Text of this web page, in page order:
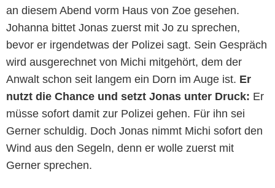
an diesem Abend vorm Haus von Zoe gesehen.
Johanna bittet Jonas zuerst mit Jo zu sprechen,
bevor er irgendetwas der Polizei sagt. Sein Gespräch
wird ausgerechnet von Michi mitgehört, dem der
Anwalt schon seit langem ein Dorn im Auge ist. Er
nutzt die Chance und setzt Jonas unter Druck: Er
müsse sofort damit zur Polizei gehen. Für ihn sei
Gerner schuldig. Doch Jonas nimmt Michi sofort den
Wind aus den Segeln, denn er wolle zuerst mit
Gerner sprechen.